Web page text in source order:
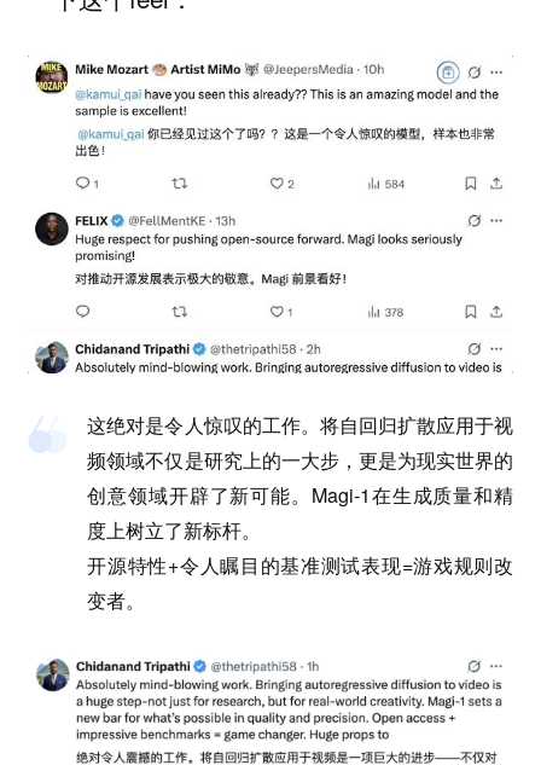
这绝对是令人惊叹的工作。将自回归扩散应用于视
频领域不仅是研究上的一大步，更是为现实世界的
创意领域开辟了新可能。Magi-1在生成质量和精
度上树立了新标杆。
开源特性+令人瞩目的基准测试表现=游戏规则改
变者。